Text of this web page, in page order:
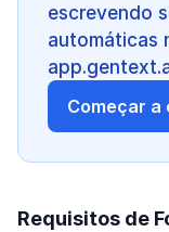
escrevendo
automáticas
Começar
Requisitos de